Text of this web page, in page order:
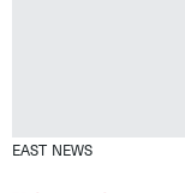
EAST NEWS